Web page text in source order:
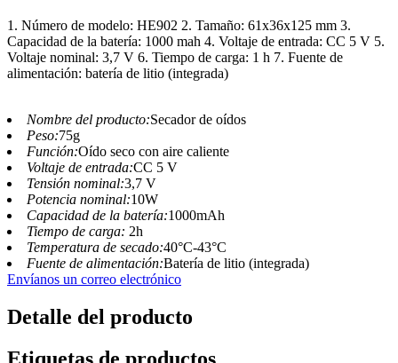
1. Número de modelo: HE902 2. Tamaño: 61x36x125 mm 3.
Capacidad de la batería: 1000 mah 4. Voltaje de entrada: CC 5 V 5.
Voltaje nominal: 3,7 V 6. Tiempo de carga: 1 h 7. Fuente de
alimentación: batería de litio (integrada)
Nombre del producto:Secador de oídos
Peso:75g
Función:Oído seco con aire caliente
Voltaje de entrada:CC 5 V
Tensión nominal:3,7 V
Potencia nominal:10W
Capacidad de la batería:1000mAh
Tiempo de carga: 2h
Temperatura de secado:40°C-43°C
Fuente de alimentación:Batería de litio (integrada)
Envíanos un correo electrónico
Detalle del producto
Etiquetas de productos